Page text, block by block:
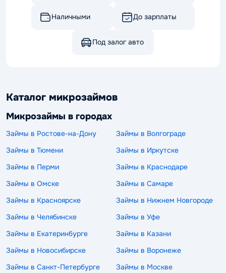
Наличными До зарплаты
Под залог авто
Каталог микрозаймов
Микрозаймы в городах
Займы в Ростове-на-Дону
Займы в Волгограде
Займы в Тюмени
Займы в Иркутске
Займы в Перми
Займы в Краснодаре
Займы в Омске
Займы в Самаре
Займы в Красноярске
Займы в Нижнем Новгороде
Займы в Челябинске
Займы в Уфе
Займы в Екатеринбурге
Займы в Казани
Займы в Новосибирске
Займы в Воронеже
Займы в Санкт-Петербурге
Займы в Москве